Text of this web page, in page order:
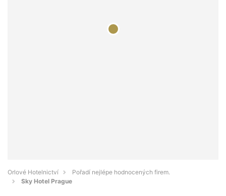
Orlové Hotelnictví
Pořadí nejlépe hodnocených firem.
Sky Hotel Prague